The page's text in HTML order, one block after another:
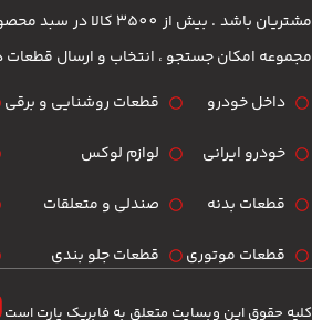
مشتریان باشد . بیش
مجموعه امکان جستجو ، انتخاب و ارسال
داخل خودرو
خودرو ایرانی
قطعات بدنه
قطعات موتوری
قطعات روشنایی و برقی
لوازم لوکس
صندلی و متعلقات
قطعات جلو بندی
کلیه حقوق این وبسایت متعلق به فابریک پارت است